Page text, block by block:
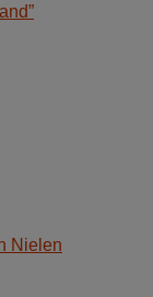
Nielen